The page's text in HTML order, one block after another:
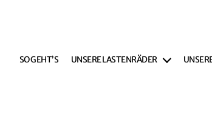
SO GEHT’S UNSERE LASTENRÄDER